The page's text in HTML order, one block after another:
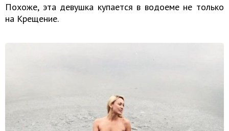
Похоже, эта девушка купается в водоеме не только
на Крещение.